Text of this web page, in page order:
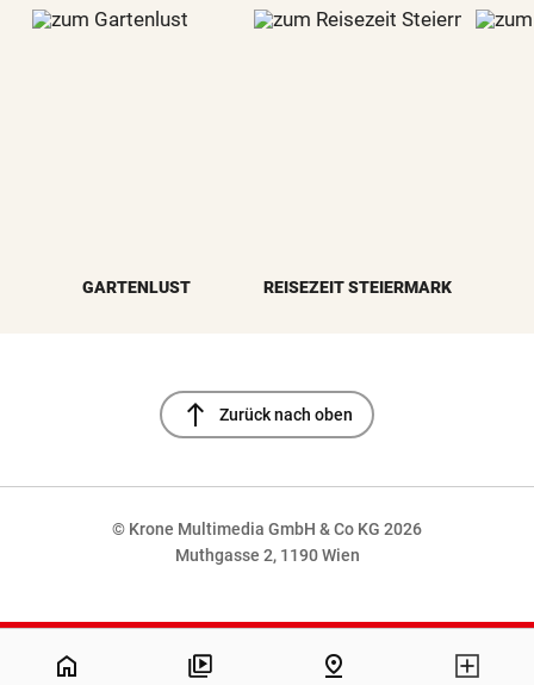
GARTENLUST REISEZEIT STEIERMARK
north Zurück nach oben
© Krone Multimedia GmbH & Co KG 2026
Muthgasse 2, 1190 Wien
home pin_drop
NaN%